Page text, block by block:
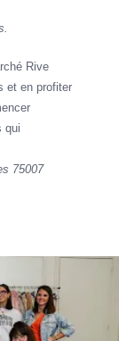
Rive
et en profiter
qui
75007